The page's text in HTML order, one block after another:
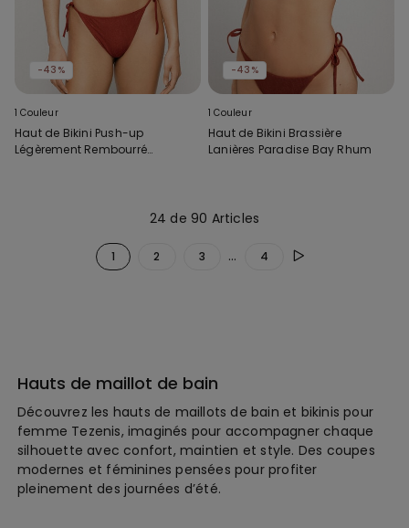
-43%
1 Couleur
Haut de Bikini Push-up
Légèrement Rembourré
-43%
1 Couleur
Haut de Bikini Brassière
Lanières Paradise Bay Rhum
24 de 90 Articles
1 2 3 ... 4
Hauts de maillot de bain
Découvrez les hauts de maillots de bain et bikinis pour
femme Tezenis, imaginés pour accompagner chaque
silhouette avec confort, maintien et style. Des coupes
modernes et féminines pensées pour profiter
pleinement des journées d’été.